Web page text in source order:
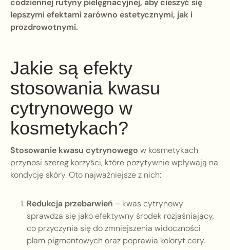
codziennej rutyny pielęgnacyjnej, aby cieszyć się
lepszymi efektami zarówno estetycznymi, jak i
prozdrowotnymi.
Jakie są efekty
stosowania kwasu
cytrynowego w
kosmetykach?
Stosowanie kwasu cytrynowego w kosmetykach
przynosi szereg korzyści, które pozytywnie wpływają na
kondycję skóry. Oto najważniejsze z nich:
Redukcja przebarwień – kwas cytrynowy
sprawdza się jako efektywny środek rozjaśniający,
co przyczynia się do zmniejszenia widoczności
plam pigmentowych oraz poprawia koloryt cery.